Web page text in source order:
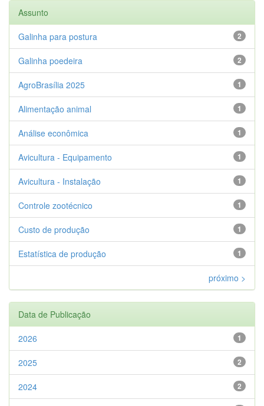
Assunto
2
Galinha para postura
2
Galinha poedeira
1
AgroBrasília 2025
1
Alimentação animal
1
Análise econômica
1
Avicultura - Equipamento
1
Avicultura - Instalação
1
Controle zootécnico
1
Custo de produção
1
Estatística de produção
próximo >
Data de Publicação
1
2026
2
2025
2
2024